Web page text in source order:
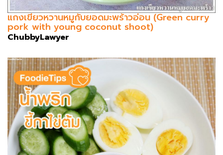
แกงเขียวหวานหมูกับยอดมะพร้าวอ่อน (Green curry
pork with young coconut shoot)
ChubbyLawyer